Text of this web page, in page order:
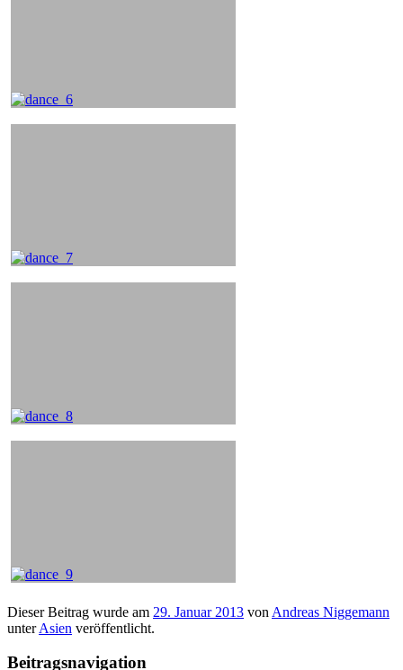
Dieser Beitrag wurde am 29. Januar 2013 von Andreas Niggemann
unterAsien veröffentlicht.
Beitragsnavigation